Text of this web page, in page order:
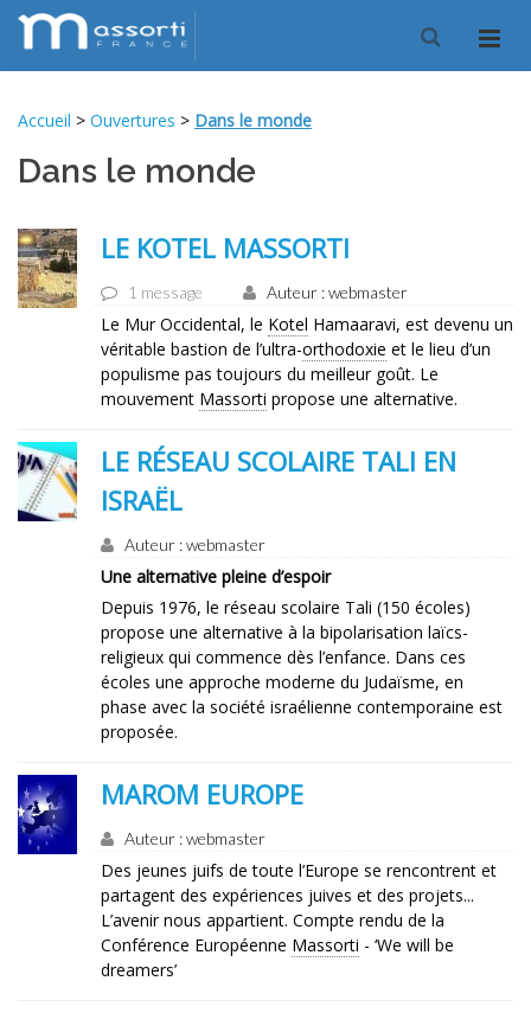
Accueil > Ouvertures > Dans le monde
Dans le monde
LE KOTEL MASSORTI
1 message Auteur : webmaster
Le Mur Occidental, le Kotel Hamaaravi, est devenu un
véritable bastion de l’ultra-orthodoxie et le lieu d’un
populisme pas toujours du meilleur goût. Le
mouvement Massorti propose une alternative.
LE RÉSEAU SCOLAIRE TALI EN
ISRAËL
Auteur : webmaster
Une alternative pleine d’espoir
Depuis 1976, le réseau scolaire Tali (150 écoles)
propose une alternative à la bipolarisation laïcs-
religieux qui commence dès l’enfance. Dans ces
écoles une approche moderne du Judaïsme, en
phase avec la société israélienne contemporaine est
proposée.
MAROM EUROPE
Auteur : webmaster
Des jeunes juifs de toute l’Europe se rencontrent et
partagent des expériences juives et des projets...
L’avenir nous appartient. Compte rendu de la
Conférence Européenne Massorti - ‘We will be
dreamers’